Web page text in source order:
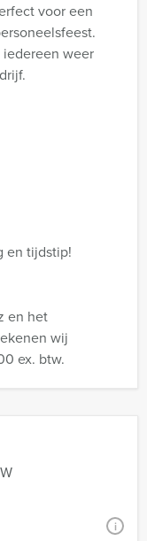
i
voor een
weer
en tijdstip!
en het
wij
ex. btw.